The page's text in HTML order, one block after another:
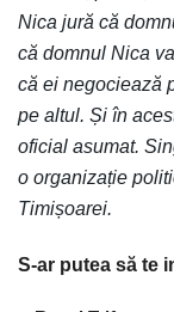
Nica jură că
că domnul Nica
că ei negociează
pe altul. Și în
oficial asumat.
o organizație
Timișoarei.
S-ar putea să te